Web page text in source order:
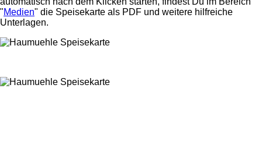
"Medien" die Speisekarte als PDF und weitere hilfreiche
Unterlagen.